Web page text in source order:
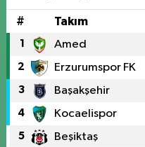
# Takım
1 Amed
2 Erzurumspor FK
3 Başakşehir
4 Kocaelispor
5 Beşiktaş